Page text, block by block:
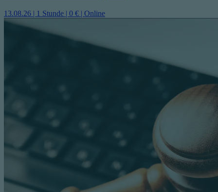
13.08.26 | 1 Stunde | 0 € | Online